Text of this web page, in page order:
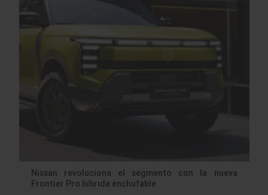
Nissan revoluciona el segmento con la nueva
Frontier Pro híbrida enchufable